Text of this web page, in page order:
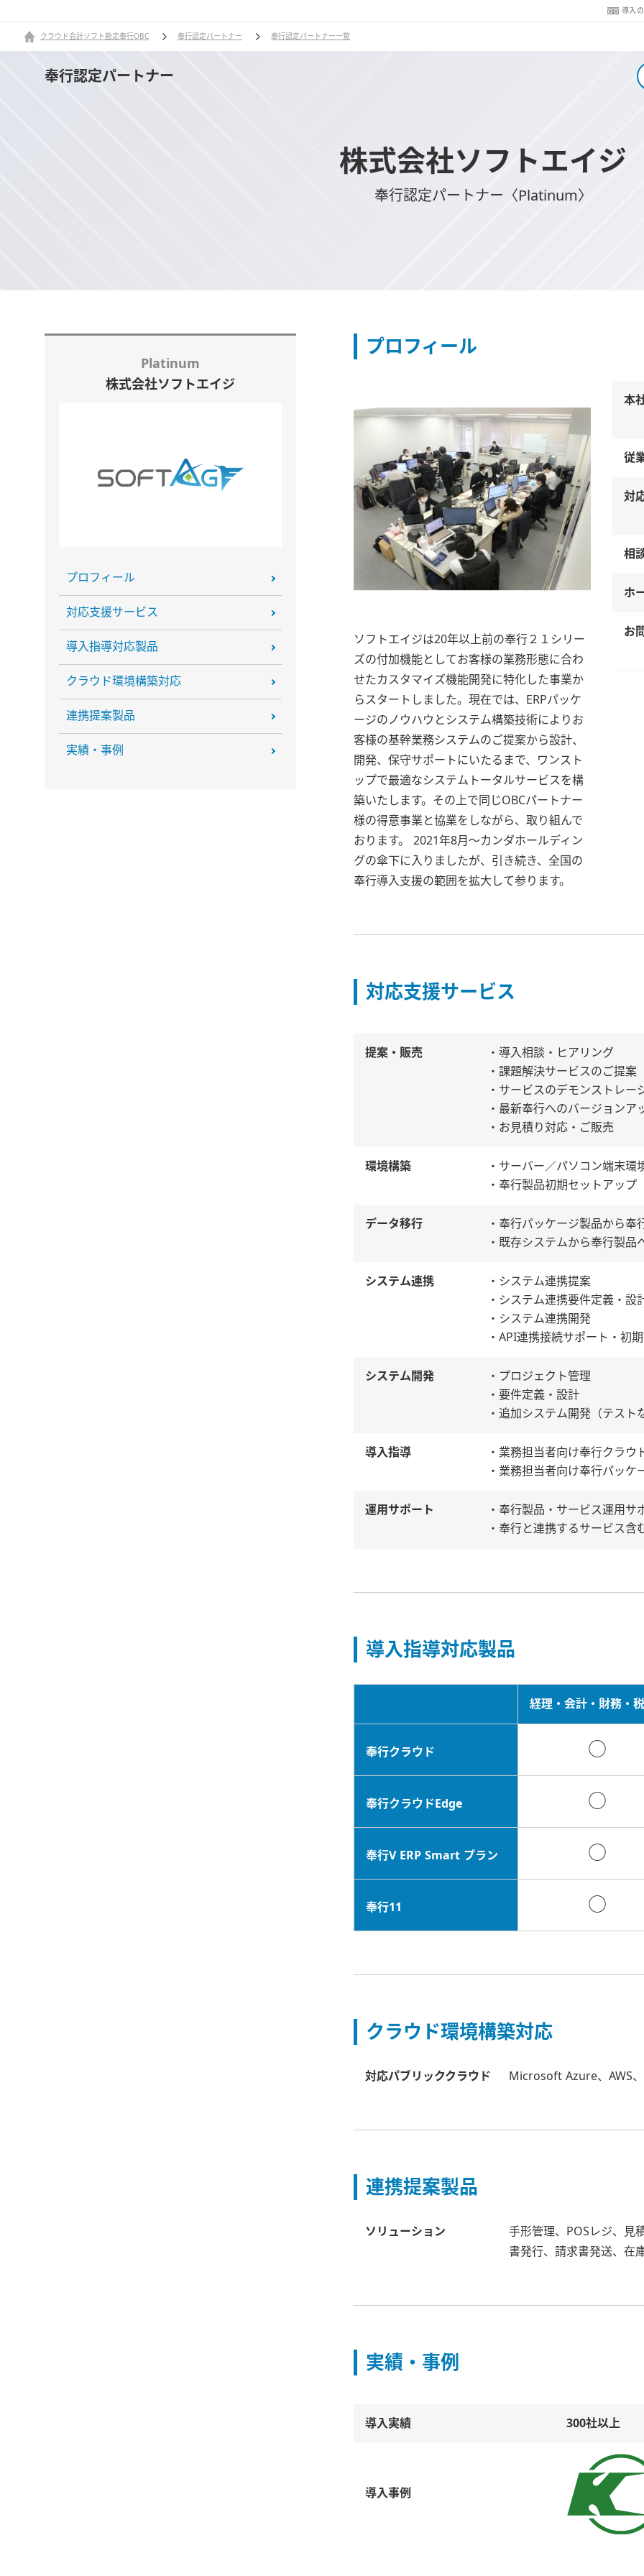
導入
クラウド会計ソフト勘定奉行OBC 奉行認定パートナー 奉行認定パートナー一覧
奉行認定パートナー
株式会社ソフトエイジ
奉行認定パートナー〈Platinum〉
Platinum
株式会社ソフトエイジ
プロフィール
対応支援サービス
導入指導対応製品
クラウド環境構築対応
連携提案製品
実績・事例
プロフィール
ソフトエイジは20年以上前の奉行２１シリー
ズの付加機能としてお客様の業務形態に合わ
せたカスタマイズ機能開発に特化した事業か
らスタートしました。現在では、ERPパッケ
ージのノウハウとシステム構築技術によりお
客様の基幹業務システムのご提案から設計、
開発、保守サポートにいたるまで、ワンスト
ップで最適なシステムトータルサービスを構
築いたします。その上で同じOBCパートナー
様の得意事業と協業をしながら、取り組んで
おります。 2021年8月～カンダホールディン
グの傘下に入りましたが、引き続き、全国の
奉行導入支援の範囲を拡大して参ります。
本
従
対
相
ホ
お
対応支援サービス
提案・販売
・導入相談・ヒアリング
・課題解決サービスのご提案
・サービスのデモンストレー
・最新奉行へのバージョンア
・お見積り対応・ご販売
環境構築
・サーバー／パソコン端末環
・奉行製品初期セットアップ
データ移行
・奉行パッケージ製品から
・既存システムから奉行製品
システム連携
・システム連携提案
・システム連携要件定義・設
・システム連携開発
・API連携接続サポート・初
システム開発
・プロジェクト管理
・要件定義・設計
・追加システム開発（テスト
導入指導
・業務担当者向け奉行クラウ
・業務担当者向け奉行パッケ
運用サポート
・奉行製品・サービス運用サ
・奉行と連携するサービス含
導入指導対応製品
経理・会計・財務・
奉行クラウド ○
奉行クラウドEdge ○
奉行V ERP Smart プラン ○
奉行11 ○
クラウド環境構築対応
対応パブリッククラウド Microsoft Azure、AWS
連携提案製品
ソリューション
手形管理、POSレジ、見
書発行、請求書発送、在
実績・事例
導入実績 300社以上
導入事例